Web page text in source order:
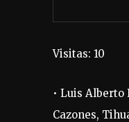
Visitas: 10
• Luis
Cazones,